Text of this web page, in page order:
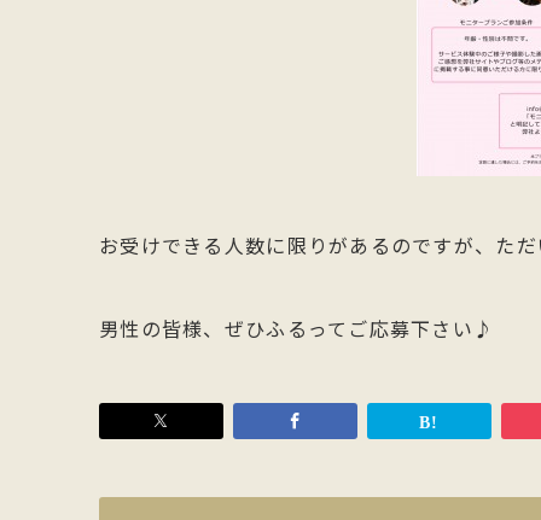
お受けできる人数に限りがあるのですが、た
男性の皆様、ぜひふるってご応募下さい♪